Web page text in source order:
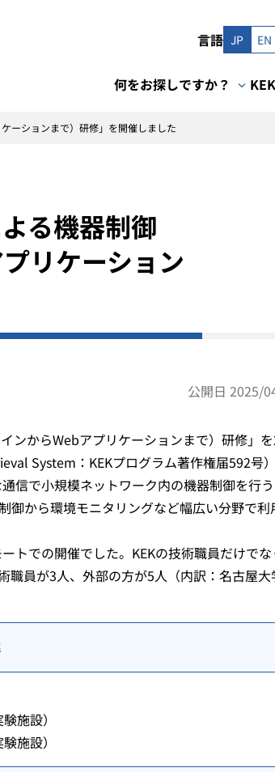
言語 JP EN
何をお探しですか？
ーションまで）研修」を開催しました
る機器制御
リケーション
公開日 2025/
ンからWebアプリケーションまで）研修」
System：KEKプログラム著作権届592号
信で小規模ネットワーク内の機器制御を行
御から環境モニタリングなど幅広い分野で利
トでの開催でした。KEKの技術職員だけで
職員が3人、外部の方が5人（内訳：名古屋大
施設）
施設）